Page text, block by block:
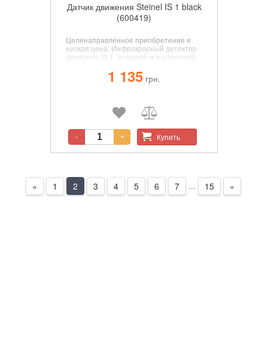
Датчик движения Steinel IS 1 black
(600419)
Целенаправленное приобретение и
низкая цена. Инфракрасный детектор
движения IS 1, внешний и внутренний,
целенаправленного обнаружения
небольших площадей, угол
сумеречный порог, датчик
возвращается горизонтально на 30° и
настройки диапазона обнаружение.
1 135 грн.
- + Купить
« 1 2 3 4 5 6 7 ... 15 »